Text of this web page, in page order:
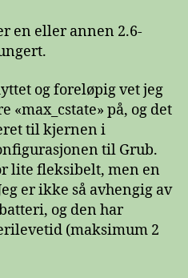
en eller annen 2.6-
og foreløpig vet jeg
«max_cstate» på, og det
til kjernen i
til Grub.
lite fleksibelt, men en
er ikke så avhengig av
og den har
(maksimum 2